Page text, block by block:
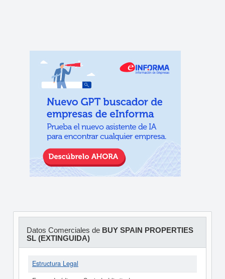
Datos Comerciales de BUY SPAIN PROPERTIES
SL (EXTINGUIDA)
Estructura Legal